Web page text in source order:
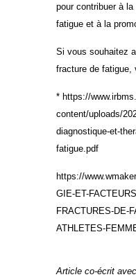
pour contribuer à
fatigue et à la
Si vous souhaitez
fracture de fatigue,
* https://
content/uploads/
diagnostique-et-
fatigue.pdf
https://
GIE-ET-
FRACTURES-DE-
ATHLETES-
Article co-écrit